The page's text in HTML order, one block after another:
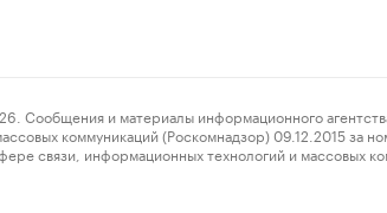
и материалы информационного агентства
коммуникаций (Роскомнадзор) 09.12.2015
связи, информационных технологий и